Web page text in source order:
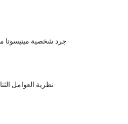
جرد شخصية مينيسوتا
نظرية العوامل